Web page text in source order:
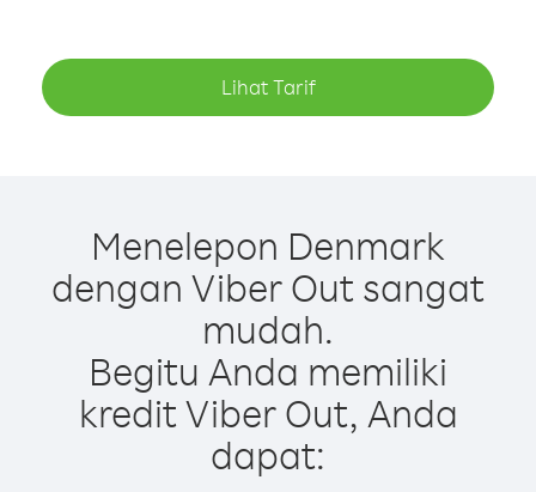
Lihat Tarif
Menelepon Denmark
dengan Viber Out sangat
mudah.
Begitu Anda memiliki
kredit Viber Out, Anda
dapat: